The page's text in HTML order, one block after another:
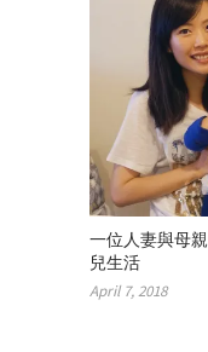
一位人妻與母
兒生活
April 7, 2018